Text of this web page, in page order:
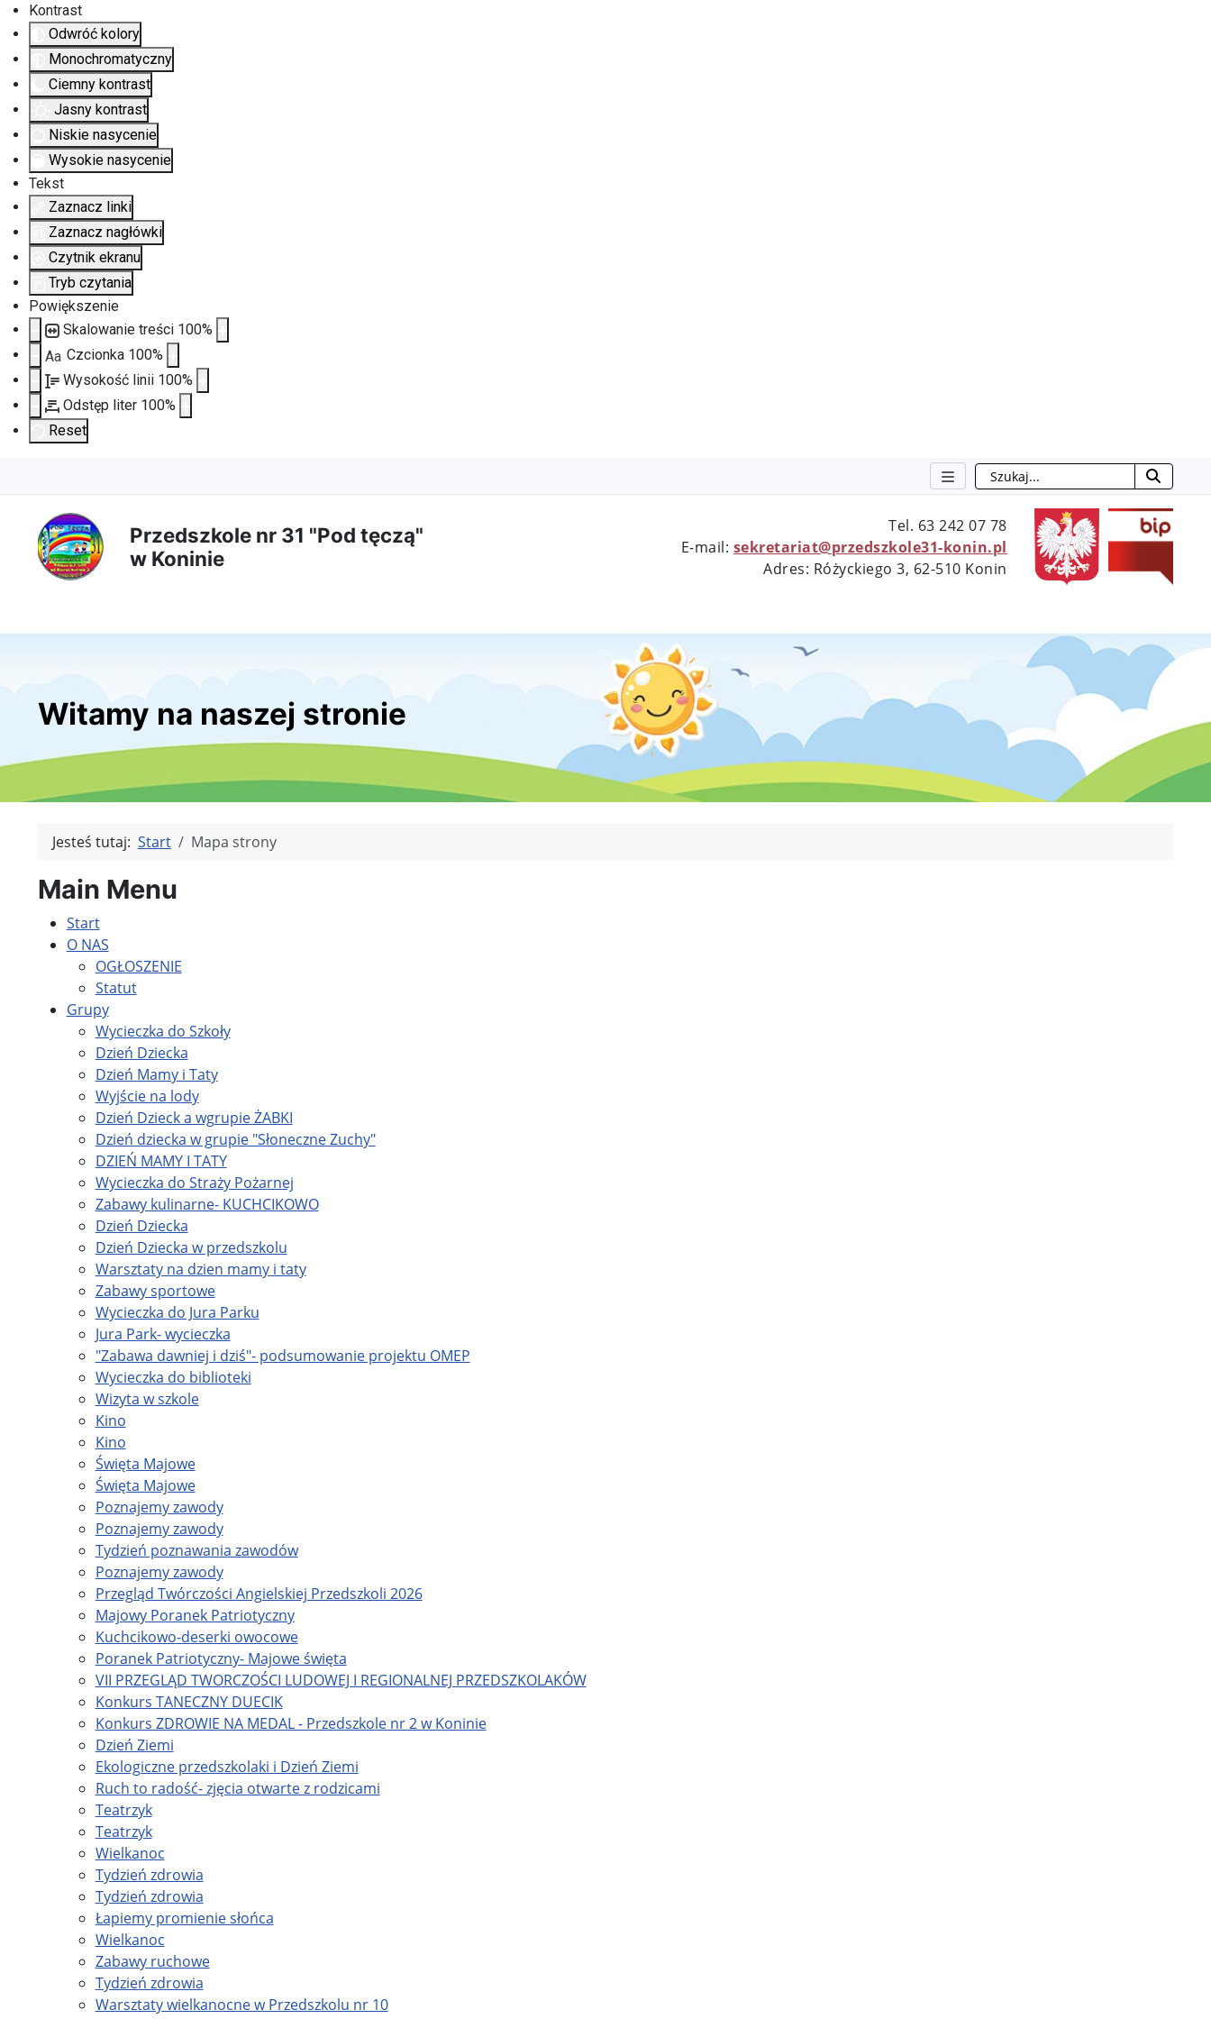
Kontrast
Odwróć kolory
Monochromatyczny
Ciemny kontrast
Jasny kontrast
Niskie nasycenie
Wysokie nasycenie
Tekst
Zaznacz linki
Zaznacz nagłówki
Czytnik ekranu
Tryb czytania
Powiększenie
Skalowanie treści 100%
Aa Czcionka 100%
Wysokość linii 100%
Odstęp liter 100%
Reset
do
treści
do
menu
do
wyszukiwarki
do
mapy
Szukaj
Przedszkole nr 31 "Pod tęczą"
w Koninie
Tel. 63 242 07 78
E-mail: sekretariat@przedszkole31-konin.pl
Adres: Różyckiego 3, 62-510 Konin
Witamy na naszej stronie
Jesteś tutaj: Start Mapa strony
Main Menu
Start
O NAS
OGŁOSZENIE
Statut
Grupy
Wycieczka do Szkoły
Dzień Dziecka
Dzień Mamy i Taty
Wyjście na lody
Dzień Dzieck a wgrupie ŻABKI
Dzień dziecka w grupie "Słoneczne Zuchy"
DZIEŃ MAMY I TATY
Wycieczka do Straży Pożarnej
Zabawy kulinarne- KUCHCIKOWO
Dzień Dziecka
Dzień Dziecka w przedszkolu
Warsztaty na dzien mamy i taty
Zabawy sportowe
Wycieczka do Jura Parku
Jura Park- wycieczka
"Zabawa dawniej i dziś"- podsumowanie projektu OMEP
Wycieczka do biblioteki
Wizyta w szkole
Kino
Kino
Święta Majowe
Święta Majowe
Poznajemy zawody
Poznajemy zawody
Tydzień poznawania zawodów
Poznajemy zawody
Przegląd Twórczości Angielskiej Przedszkoli 2026
Majowy Poranek Patriotyczny
Kuchcikowo-deserki owocowe
Poranek Patriotyczny- Majowe święta
VII PRZEGLĄD TWORCZOŚCI LUDOWEJ I REGIONALNEJ PRZEDSZKOLAKÓW
Konkurs TANECZNY DUECIK
Konkurs ZDROWIE NA MEDAL - Przedszkole nr 2 w Koninie
Dzień Ziemi
Ekologiczne przedszkolaki i Dzień Ziemi
Ruch to radość- zjęcia otwarte z rodzicami
Teatrzyk
Teatrzyk
Wielkanoc
Tydzień zdrowia
Tydzień zdrowia
Łapiemy promienie słońca
Wielkanoc
Zabawy ruchowe
Tydzień zdrowia
Warsztaty wielkanocne w Przedszkolu nr 10